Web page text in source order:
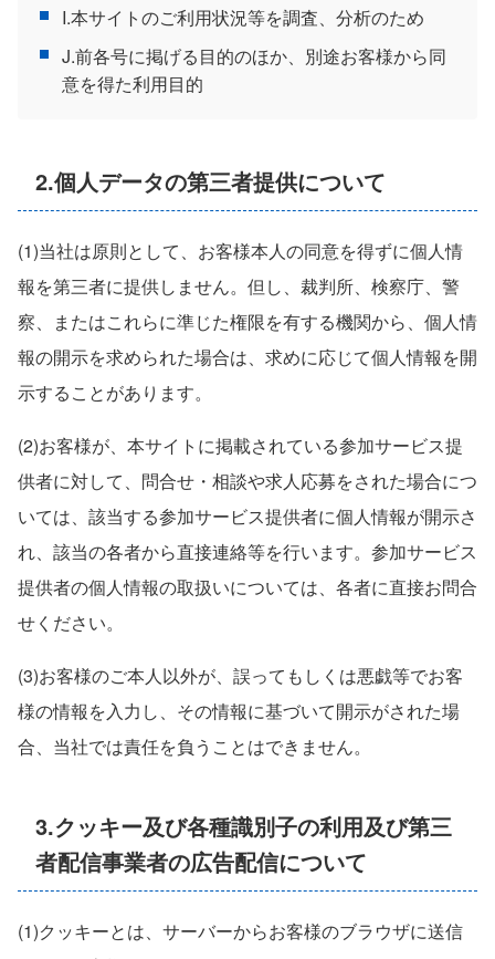
I.本サイトのご利用状況等を調査、分析のため
J.前各号に掲げる目的のほか、別途お客様から同
意を得た利用目的
2.個人データの第三者提供について
(1)当社は原則として、お客様本人の同意を得ずに個人情
報を第三者に提供しません。但し、裁判所、検察庁、警
察、またはこれらに準じた権限を有する機関から、個人情
報の開示を求められた場合は、求めに応じて個人情報を開
示することがあります。
(2)お客様が、本サイトに掲載されている参加サービス提
供者に対して、問合せ・相談や求人応募をされた場合につ
いては、該当する参加サービス提供者に個人情報が開示さ
れ、該当の各者から直接連絡等を行います。参加サービス
提供者の個人情報の取扱いについては、各者に直接お問合
せください。
(3)お客様のご本人以外が、誤ってもしくは悪戯等でお客
様の情報を入力し、その情報に基づいて開示がされた場
合、当社では責任を負うことはできません。
3.クッキー及び各種識別子の利用及び第三
者配信事業者の広告配信について
(1)クッキーとは、サーバーからお客様のブラウザに送信